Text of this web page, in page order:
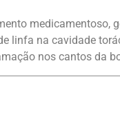
medicamentoso,
linfa na cavidade
nos cantos da